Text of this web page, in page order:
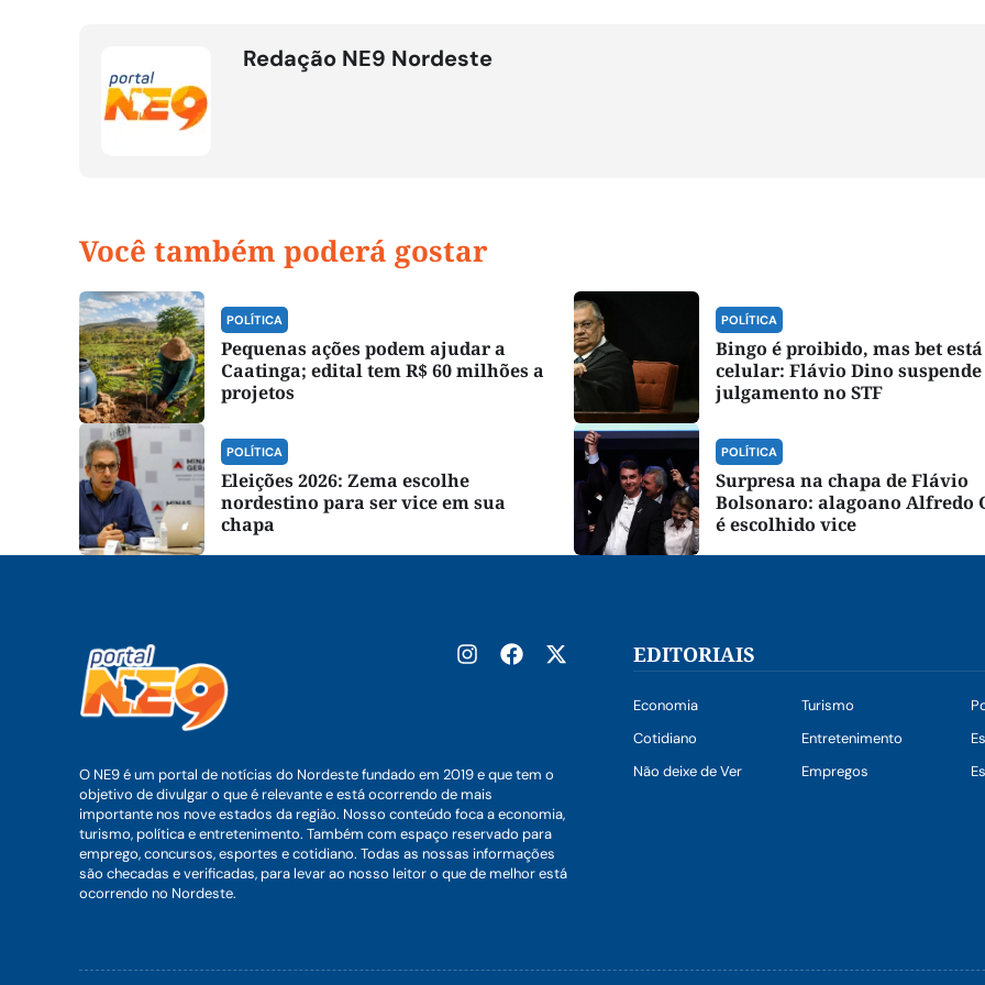
Redação NE9 Nordeste
Você também poderá gostar
POLÍTICA
Pequenas ações podem ajudar a
Caatinga; edital tem R$ 60 milhões a
projetos
POLÍTICA
Bingo é proibido, mas bet
celular: Flávio Dino suspende
julgamento no STF
POLÍTICA
Eleições 2026: Zema escolhe
nordestino para ser vice em sua
chapa
POLÍTICA
Surpresa na chapa de Flávio
Bolsonaro: alagoano Alfredo
é escolhido vice
O NE9 é um portal de notícias do Nordeste fundado em 2019 e que tem o
objetivo de divulgar o que é relevante e está ocorrendo de mais
importante nos nove estados da região. Nosso conteúdo foca a economia,
turismo, política e entretenimento. Também com espaço reservado para
emprego, concursos, esportes e cotidiano. Todas as nossas informações
são checadas e verificadas, para levar ao nosso leitor o que de melhor está
ocorrendo no Nordeste.
EDITORIAIS
Economia Turismo
Cotidiano
Entretenimento
Não deixe de Ver
Empregos